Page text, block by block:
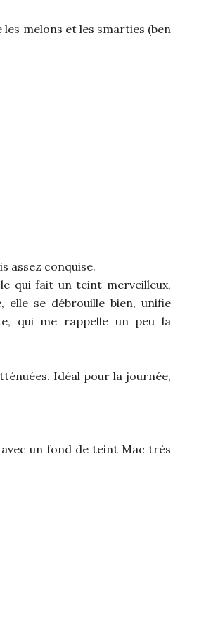
melons et les smarties (ben
assez conquise.
qui fait un teint merveilleux,
elle se débrouille bien, unifie
qui me rappelle un peu la
Idéal pour la journée,
un fond de teint Mac très